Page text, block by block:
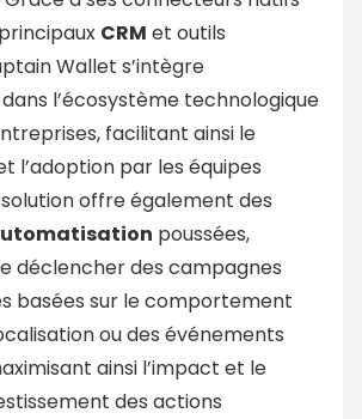
CRM et outils
Wallet s’intègre
l’écosystème technologique
facilitant ainsi le
l’adoption par les équipes
offre également des
poussées,
déclencher des campagnes
basées sur le comportement
ou des événements
ainsi l’impact et le
des actions